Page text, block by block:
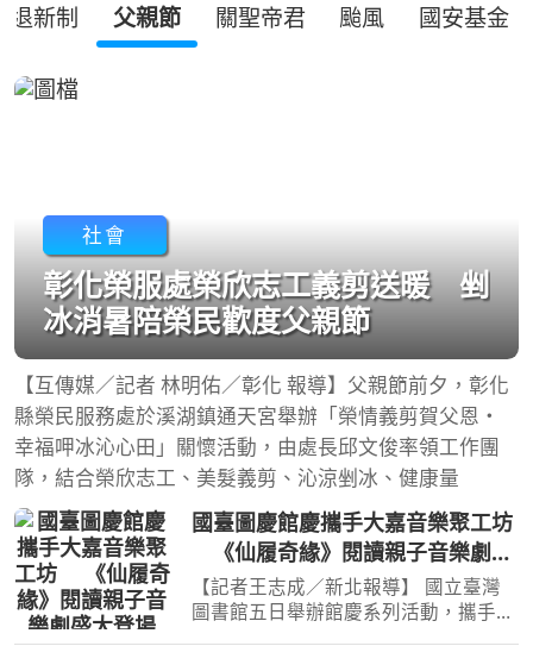
退新制 父親節 關聖帝君 颱風 國安基金
社會
彰化榮服處榮欣志工義剪送暖 剉
冰消暑陪榮民歡度父親節
【互傳媒／記者 林明佑／彰化 報導】父親節前夕，彰化
縣榮民服務處於溪湖鎮通天宮舉辦「榮情義剪賀父恩・
幸福呷冰沁心田」關懷活動，由處長邱文俊率領工作團
隊，結合榮欣志工、美髮義剪、沁涼剉冰、健康量
國臺圖慶館慶攜手大嘉音樂聚工坊
《仙履奇緣》閱讀親子音樂劇盛
大登場
【記者王志成／新北報導】 國立臺灣
圖書館五日舉辦館慶系列活動，攜手大